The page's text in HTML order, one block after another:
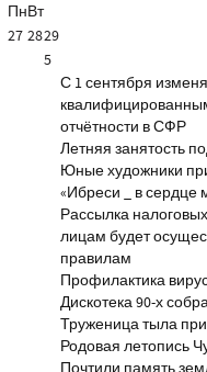
ПнВт
27 2829
5
С 1 сентября
отчётности в СФР
Летняя занятость
Юные художники
«Ибреси _ в сердце
Рассылка
лицам будет
правилам
Профилактика
Дискотека 90-х
Труженица тыла
Родовая летопись